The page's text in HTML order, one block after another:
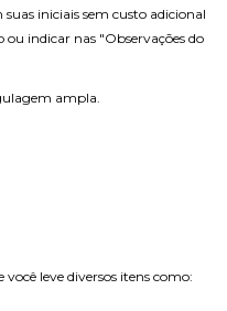
iniciais sem custo adicional
indicar nas "Observações do
ampla.
leve diversos itens como: